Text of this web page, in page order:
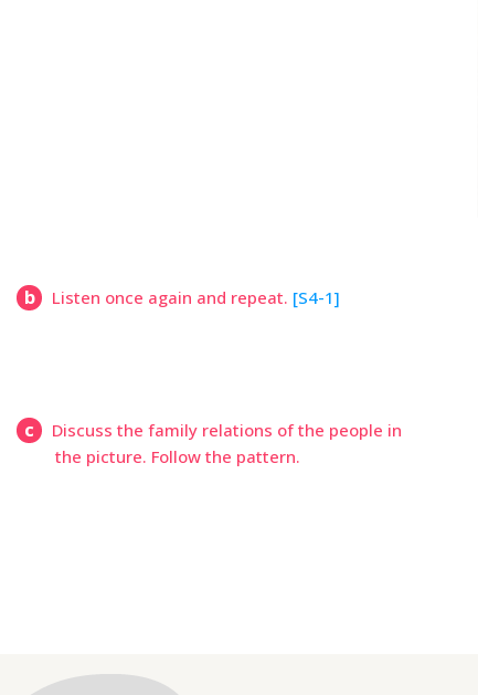
b Listen once again and repeat. [S4-1]
c
Discuss the family relations of the people in
the picture. Follow the pattern.